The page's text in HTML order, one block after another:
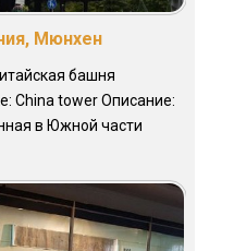
Мюнхен
башня
China tower Описание:
в Южной части